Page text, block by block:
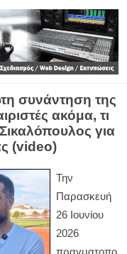
συνάντηση της
ακόμα, τι
για
(video)
Την
Παρασκευή
26 Ιουνίου
2026
πραγματοπο